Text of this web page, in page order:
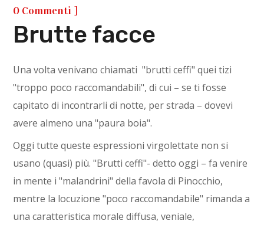
0 Commenti ]
Brutte facce
Una volta venivano chiamati "brutti ceffi" quei tizi
"troppo poco raccomandabili", di cui – se ti fosse
capitato di incontrarli di notte, per strada – dovevi
avere almeno una "paura boia".
Oggi tutte queste espressioni virgolettate non si
usano (quasi) più. "Brutti ceffi"- detto oggi – fa venire
in mente i "malandrini" della favola di Pinocchio,
mentre la locuzione "poco raccomandabile" rimanda a
una caratteristica morale diffusa, veniale,